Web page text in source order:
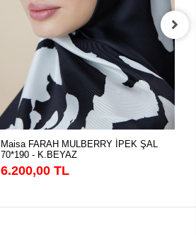
Maisa FARAH MULBERRY İPEK ŞAL
70*190 - K.BEYAZ
6.200,00 TL